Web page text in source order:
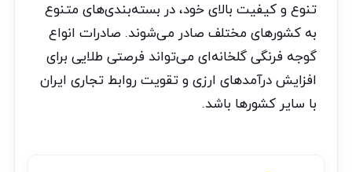
تنوع و کیفیت بالای خود، در بسته‌بندی‌های متنوع
به کشورهای مختلف صادر می‌شوند. صادرات انواع
گوجه فرنگی گلخانه‌ای می‌تواند فرصتی طلایی برای
افزایش درآمدهای ارزی و تقویت روابط تجاری ایران
با سایر کشورها باشد.